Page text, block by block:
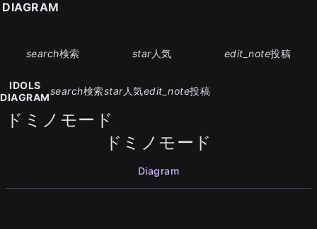
search検索 star人気 edit_note投稿
IDOLS
DIAGRAM
search検索star人気edit_note投稿
ドミノモード
ドミノモード
Diagram